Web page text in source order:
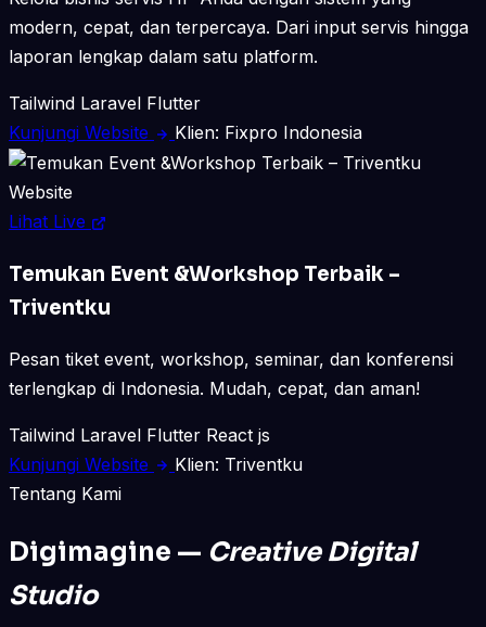
modern, cepat, dan terpercaya. Dari input servis hingga
laporan lengkap dalam satu platform.
Tailwind Laravel Flutter
Kunjungi Website
Klien: Fixpro Indonesia
Website
Lihat Live
Temukan Event &Workshop Terbaik –
Triventku
Pesan tiket event, workshop, seminar, dan konferensi
terlengkap di Indonesia. Mudah, cepat, dan aman!
Tailwind Laravel Flutter React js
Kunjungi Website
Klien: Triventku
Tentang Kami
Digimagine — Creative Digital
Studio